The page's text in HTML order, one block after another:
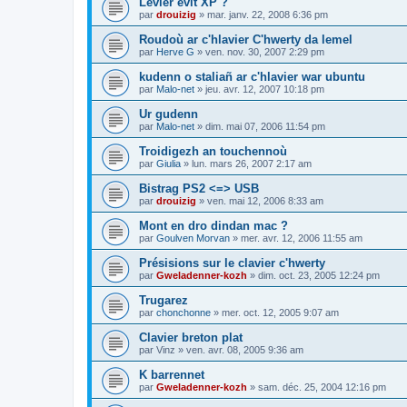
par drouizig » mar. janv. 22, 2008 6:36 pm
Roudoù ar c'hlavier C'hwerty da lemel
par Herve G » ven. nov. 30, 2007 2:29 pm
kudenn o staliañ ar c'hlavier war ubuntu
par Malo-net » jeu. avr. 12, 2007 10:18 pm
Ur gudenn
par Malo-net » dim. mai 07, 2006 11:54 pm
Troidigezh an touchennoù
par Giulia » lun. mars 26, 2007 2:17 am
Bistrag PS2 <=> USB
par drouizig » ven. mai 12, 2006 8:33 am
Mont en dro dindan mac ?
par Goulven Morvan » mer. avr. 12, 2006 11:55 am
Présisions sur le clavier c'hwerty
par Gweladenner-kozh » dim. oct. 23, 2005 12:24 pm
Trugarez
par chonchonne » mer. oct. 12, 2005 9:07 am
Clavier breton plat
par Vinz » ven. avr. 08, 2005 9:36 am
K barrennet
par Gweladenner-kozh » sam. déc. 25, 2004 12:16 pm